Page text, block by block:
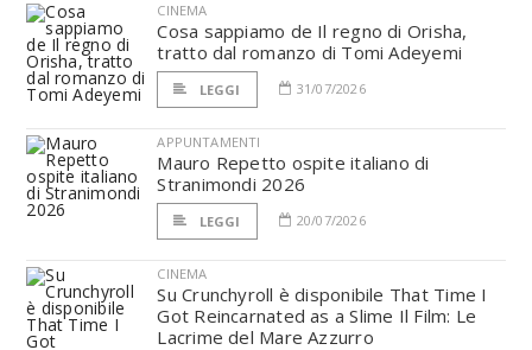
CINEMA
Cosa sappiamo de Il regno di Orisha,
tratto dal romanzo di Tomi Adeyemi
LEGGI 31/07/2026
APPUNTAMENTI
Mauro Repetto ospite italiano di
Stranimondi 2026
LEGGI 20/07/2026
CINEMA
Su Crunchyroll è disponibile That Time I
Got Reincarnated as a Slime Il Film: Le
Lacrime del Mare Azzurro